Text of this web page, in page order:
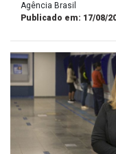
Agência Brasil
Publicado em: 17/08/